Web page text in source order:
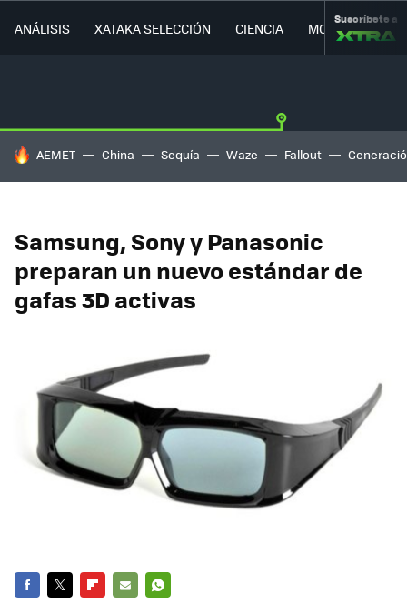
ANÁLISIS XATAKA SELECCIÓN CIENCIA MOVILIDAD
Suscríbete a
HOY SE HABLA DE
AEMET China Sequía Waze Fallout
Samsung, Sony y Panasonic
preparan un nuevo estándar de
gafas 3D activas